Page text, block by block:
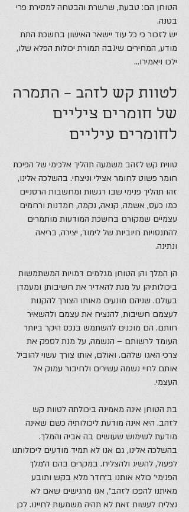
הטוחן הם: טבעת, שרשרת והבטחה למסירת פרי
בטנה.
יש לזכור כי כל עוד יישאר האישון בחשכת התת
מודע, המחירים שיגבה תמורת יכולות הפלא שלו,
ילכו ויאמירו…
לטוות קש לזהב – התמרה
של חומרים ציליים
לחומרים עיליים
טווית קש לזהב משמעה תהליך אלכימי של הפיכת
חומר פשוט לחומר אצילי וניצחי. בהשלכה אלינו,
זהו תהליך פנימי שבו רגשות ומחשבות הרסניים
כמו כעס, אשמה, קנאה, נקמה, חמדנות ורחמים
עצמיים שמקורם בחשכת המודעות מותמרים
להתנסויות חיוביות של לימוד, יצירה, בריאה
ונתינה.
הן המלך והן הטוחן מגלמים דמויות המשתמשות
ביכולותיהן על מנת להאדיר את חשיבותן ומעמדן
בעולם. שניהם מונעים מאותו הצורך להקנות
לעצמם חשיבות, להנציח את עצמם ולהשאיר
חותם. הם מוכנים להשתמש בנכס היקר ביותר
העומד לרשותם – הנשמה, על מנת לספק את
צרכי האגו שלהם. ואולם, אותו צורך עשוי להוביל
אותם לחיי נשמה עשירים ולחיבור עמוק אל
העצמי.
בת הטוחן אינה מאמינה ביכולתה לטוות קש
לזהב. היא אינה מודעת ליכולותיה כשם שאינה
מודעת לשימוש שעושים בה אביה והמלך.
בהשלכה אלינו, גם אנו לא תמיד מודעים ליכולותנו
לפעול, להשיג ולהצליח. במקרים בהם ה״מלך
הפנימי״ כולא אותנו ב״חדר מלא בקש ותובע
מאיתנו להפכו לזהב״, אנו מרגישים שאם לא
נצליח לעשות זאת לא תהיה משמעות לחיינו. לכן